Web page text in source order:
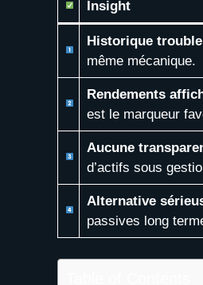
Insight
Historique trouble
même mécanique.
Rendements
est le marqueur
Aucune
d’actifs sous
Alternative
passives long